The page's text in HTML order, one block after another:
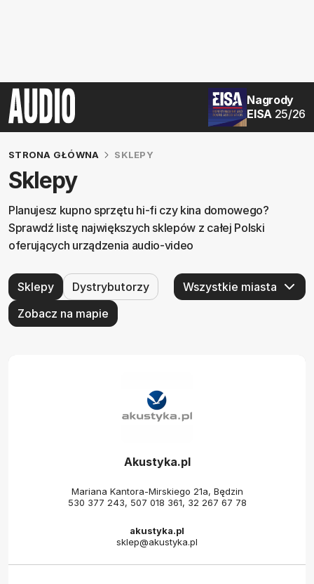
Nagrody
EISA 25/26
STRONA GŁÓWNA SKLEPY
Sklepy
Planujesz kupno sprzętu hi-fi czy kina domowego?
Sprawdź listę największych sklepów z całej Polski
oferujących urządzenia audio-video
Sklepy
Dystrybutorzy
Zobacz na mapie
Akustyka.pl
Mariana Kantora-Mirskiego 21a, Będzin
530 377 243, 507 018 361, 32 267 67 78
akustyka.pl
sklep@akustyka.pl